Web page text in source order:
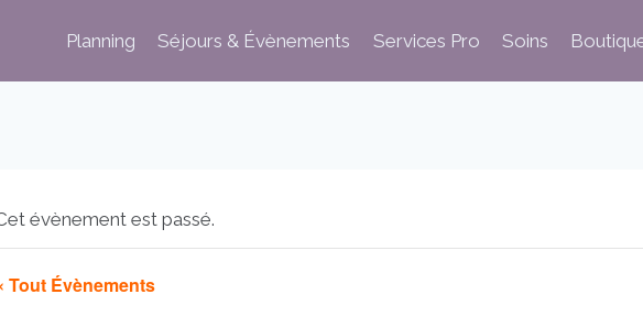
Planning Séjours & Évènements Services Pro Soins
évènement est passé.
Tout Évènements